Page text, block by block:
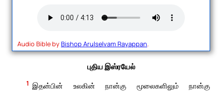
Audio Bible byBishop Arulselvam Rayappan.
புதிய இஸ்ரயேல்
1 இதன்பின் உலகின் நான்கு மூலைகளிலும் நான்கு